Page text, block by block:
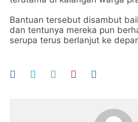
Bantuan tersebut disambut
dan tentunya mereka pun
serupa terus berlanjut ke